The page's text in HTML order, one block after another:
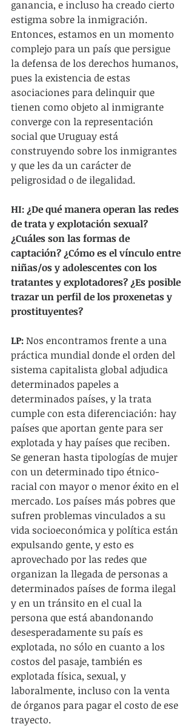
ganancia, e incluso ha creado cierto
estigma sobre la inmigración.
Entonces, estamos en un momento
complejo para un país que persigue
la defensa de los derechos humanos,
pues la existencia de estas
asociaciones para delinquir que
tienen como objeto al inmigrante
converge con la representación
social que Uruguay está
construyendo sobre los inmigrantes
y que les da un carácter de
peligrosidad o de ilegalidad.
HI: ¿De qué manera operan las redes
de trata y explotación sexual?
¿Cuáles son las formas de
captación? ¿Cómo es el vínculo entre
niñas/os y adolescentes con los
tratantes y explotadores? ¿Es posible
trazar un perfil de los proxenetas y
prostituyentes?
LP: Nos encontramos frente a una
práctica mundial donde el orden del
sistema capitalista global adjudica
determinados papeles a
determinados países, y la trata
cumple con esta diferenciación: hay
países que aportan gente para ser
explotada y hay países que reciben.
Se generan hasta tipologías de mujer
con un determinado tipo étnico-
racial con mayor o menor éxito en el
mercado. Los países más pobres que
sufren problemas vinculados a su
vida socioeconómica y política están
expulsando gente, y esto es
aprovechado por las redes que
organizan la llegada de personas a
determinados países de forma ilegal
y en un tránsito en el cual la
persona que está abandonando
desesperadamente su país es
explotada, no sólo en cuanto a los
costos del pasaje, también es
explotada física, sexual, y
laboralmente, incluso con la venta
de órganos para pagar el costo de ese
trayecto.